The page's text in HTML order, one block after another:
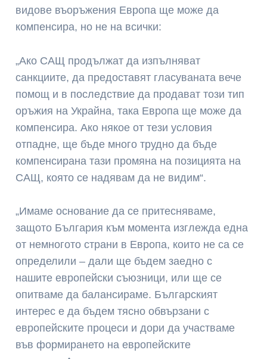
видове въоръжения Европа ще може да
компенсира, но не на всички:
„Ако САЩ продължат да изпълняват
санкциите, да предоставят гласуваната вече
помощ и в последствие да продават този тип
оръжия на Украйна, така Европа ще може да
компенсира. Ако някое от тези условия
отпадне, ще бъде много трудно да бъде
компенсирана тази промяна на позицията на
САЩ, която се надявам да не видим“.
„Имаме основание да се притесняваме,
защото България към момента изглежда една
от немногото страни в Европа, които не са се
определили – дали ще бъдем заедно с
нашите европейски съюзници, или ще се
опитваме да балансираме. Българският
интерес е да бъдем тясно обвързани с
европейските процеси и дори да участваме
във формирането на европейските